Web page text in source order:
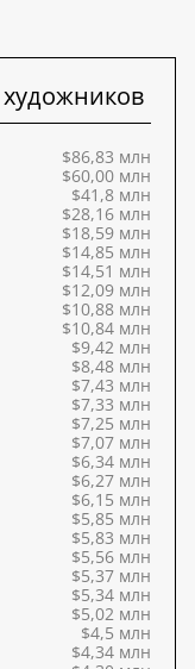
$86,83 млн
$60,00 млн
$41,8 млн
$28,16 млн
$18,59 млн
$14,85 млн
$14,51 млн
$12,09 млн
$10,88 млн
$10,84 млн
$9,42 млн
$8,48 млн
$7,43 млн
$7,33 млн
$7,25 млн
$7,07 млн
$6,34 млн
$6,27 млн
$6,15 млн
$5,85 млн
$5,83 млн
$5,56 млн
$5,37 млн
$5,34 млн
$5,02 млн
$4,5 млн
$4,34 млн